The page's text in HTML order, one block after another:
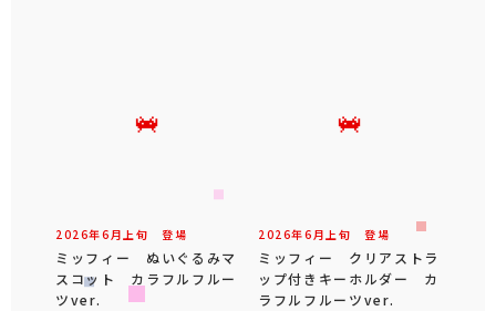
2026年6 月 上旬 登場
ミッフィー ぬいぐるみマ
スコット カラフルフルー
ツver.
2026年6 月 上旬 登場
ミッフィー クリアストラ
ップ付きキーホルダー カ
ラフルフルーツver.